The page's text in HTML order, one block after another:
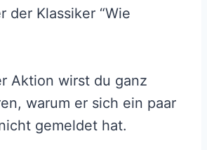
der Klassiker “Wie
Aktion wirst du ganz
warum er sich ein paar
gemeldet hat.